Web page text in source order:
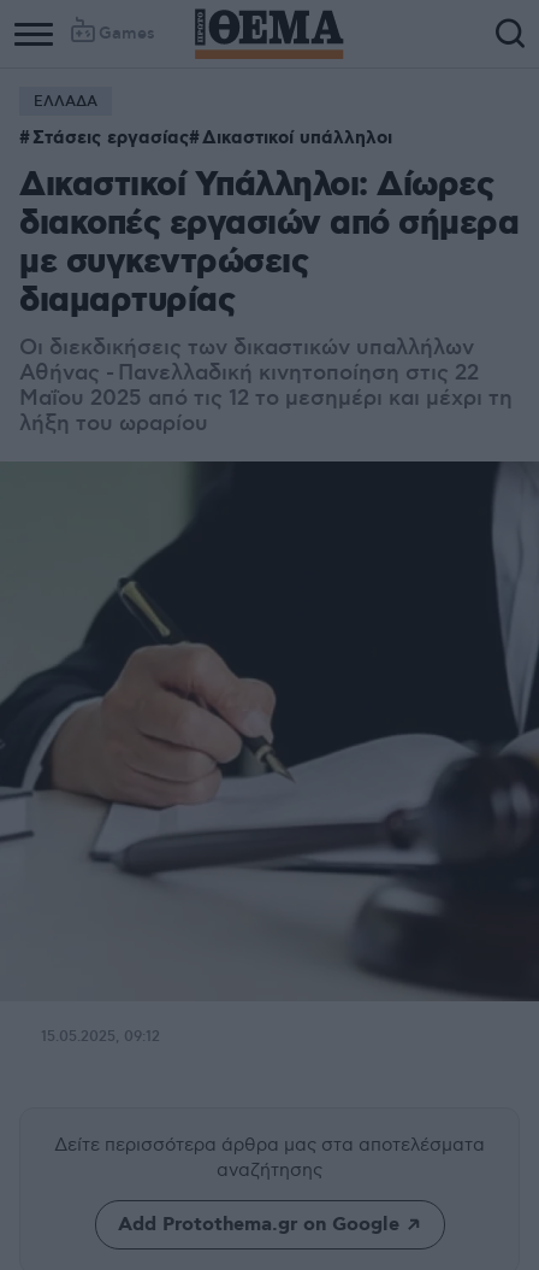
Games
Column
1
Column
2
ΕΛΛΑΔΑ
Στάσεις εργασίας Δικαστικοί υπάλληλοι
Δικαστικοί Υπάλληλοι: Δίωρες
διακοπές εργασιών από σήμερα
με συγκεντρώσεις
διαμαρτυρίας
Οι διεκδικήσεις των δικαστικών υπαλλήλων
Αθήνας - Πανελλαδική κινητοποίηση στις 22
Μαΐου 2025 από τις 12 το μεσημέρι και μέχρι τη
λήξη του ωραρίου
15.05.2025, 09:12
Δείτε περισσότερα άρθρα μας στα αποτελέσματα
αναζήτησης
Add Protothema.gr on Google